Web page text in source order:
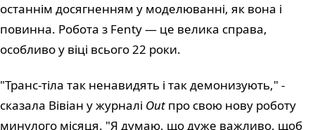
останнім досягненням у моделюванні, як вона і
повинна. Робота з Fenty — це велика справа,
особливо у віці всього 22 роки.
"Транс-тіла так ненавидять і так демонизують," -
сказала Вівіан у журналі Out про свою нову роботу
минулого місяця. "Я думаю, що дуже важливо, щоб